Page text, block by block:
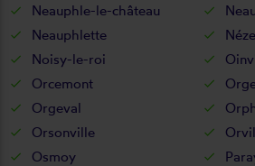
Neauphle-le-château
Neauphlette
Noisy-le-roi
Orcemont
Orgeval
Orsonville
Osmoy